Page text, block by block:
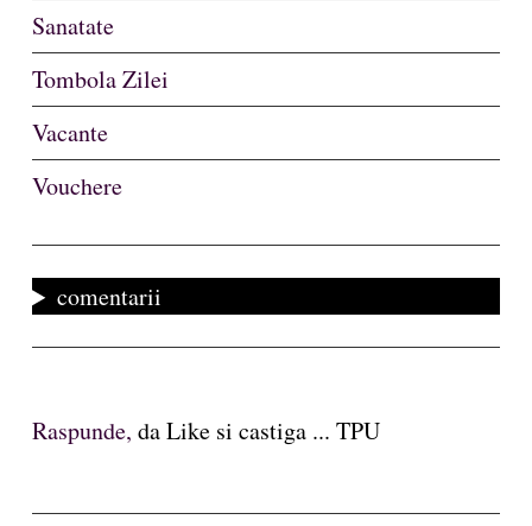
Sanatate
Tombola Zilei
Vacante
Vouchere
comentarii
Raspunde, da Like si castiga ... TPU